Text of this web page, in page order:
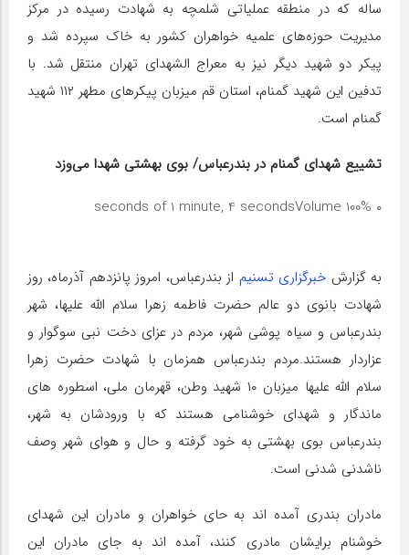
ساله که در منطقه عملیاتی شلمچه به شهادت رسیده در مرکز
مدیریت حوزه‌های علمیه خواهران کشور به خاک سپرده شد و
پیکر دو شهید دیگر نیز به معراج الشهدای تهران منتقل شد. با
تدفین این شهید گمنام، استان قم میزبان پیکر‌های مطهر ۱۱۲ شهید
گمنام است.
تشییع شهدای گمنام در بندرعباس/ بوی بهشتی شهدا می‌وزد
۰ seconds of 1 minute, 4 seconds Volume 100%
به گزارش خبرگزاری تسنیم از بندرعباس، امروز پانزدهم آذرماه، روز
شهادت بانوی دو عالم حضرت فاطمه زهرا سلام الله علیها، شهر
بندرعباس و سیاه پوشی شهر، مردم در عزای دخت نبی سوگوار و
عزاردار هستند.مردم بندرعباس همزمان با شهادت حضرت زهرا
سلام الله علیها میزبان ۱۰ شهید وطن، قهرمان ملی، اسطوره های
ماندگار و شهدای خوشنامی هستند که با ورودشان به شهر،
بندرعباس بوی بهشتی به خود گرفته و حال و هوای شهر وصف
ناشدنی شدنی است.
مادران بندری آمده اند به حای خواهران و مادران این شهدای
خوشنام برایشان مادری کنند، آمده اند به جای مادران این